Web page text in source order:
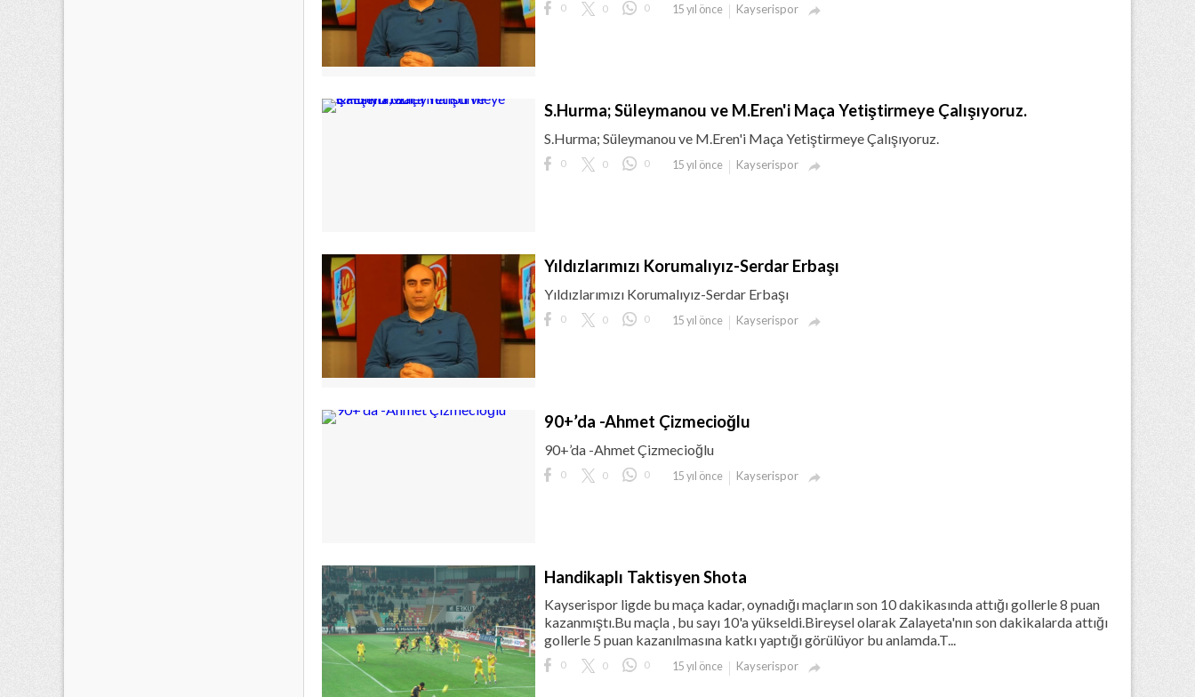
0 0 0 15 yıl önce Kayserispor 
S.Hurma; Süleymanou ve M.Eren'i Maça Yetiştirmeye Çalışıyoruz.
S.Hurma; Süleymanou ve M.Eren'i Maça Yetiştirmeye Çalışıyoruz.
0 0 0 15 yıl önce Kayserispor 
Yıldızlarımızı Korumalıyız-Serdar Erbaşı
Yıldızlarımızı Korumalıyız-Serdar Erbaşı
0 0 0 15 yıl önce Kayserispor 
90+’da -Ahmet Çizmecioğlu
90+’da -Ahmet Çizmecioğlu
0 0 0 15 yıl önce Kayserispor 
Handikaplı Taktisyen Shota
Kayserispor ligde bu maça kadar, oynadığı maçların son 10 dakikasında attığı gollerle 8 puan
kazanmıştı.Bu maçla , bu sayı 10'a yükseldi.Bireysel olarak Zalayeta'nın son dakikalarda attığı
gollerle 5 puan kazanılmasına katkı yaptığı görülüyor bu anlamda.T...
0 0 0 15 yıl önce Kayserispor 